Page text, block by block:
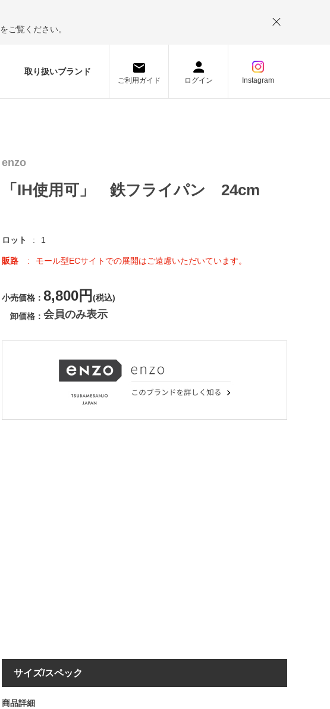
をご覧ください。
取り扱いブランド
ご利用ガイド ログイン Instagram
enzo
「IH使用可」 鉄フライパン 24cm
ロット 1
販路 モール型ECサイトでの展開はご遠慮いただいています。
小売価格 8,800円 (税込)
卸価格
会員のみ表示
サイズ/スペック
商品詳細